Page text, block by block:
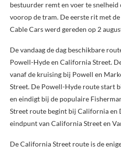
bestuurder remt en voer te snelheid
voorop de tram. De eerste rit met
Cable Cars werd gereden op 2
De vandaag de dag beschikbare
Powell-Hyde en California Street.
vanaf de kruising bij Powell en
Street. De Powell-Hyde route start
en eindigt bij de populaire
Street route begint bij California en
eindpunt van California Street en
De California Street route is de